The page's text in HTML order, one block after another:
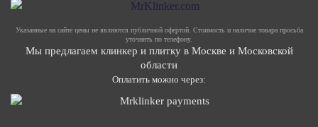
Указанные на сайте цены не являются публичной офертой. Стоимость и наличие товара просьба
уточнять по телефону.
Мы предлагаем клинкер и плитку в Москве и Московской
области
Оплатить можно через: